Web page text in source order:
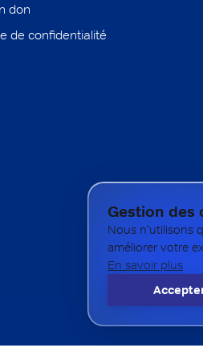
don
de confidentialité
Gestion des
Nous n'utilisons
améliorer votre
En savoir plus